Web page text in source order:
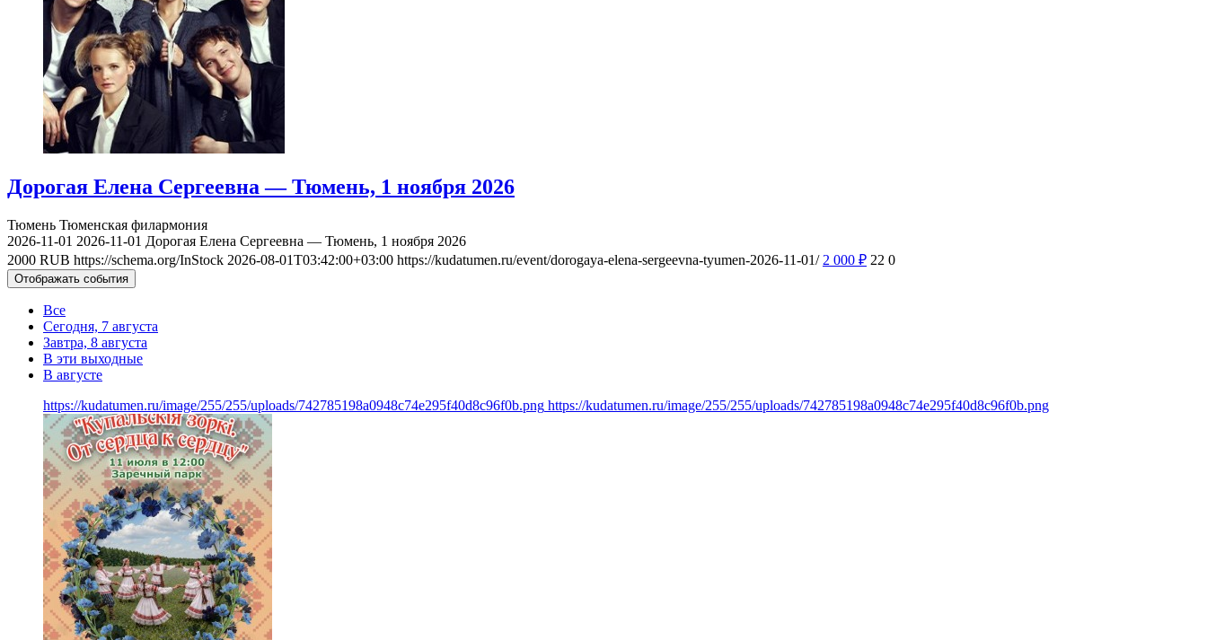
Дорогая Елена Сергеевна — Тюмень, 1 ноября 2026
Тюмень Тюменская филармония
2026-11-01 2026-11-01 Дорогая Елена Сергеевна — Тюмень, 1 ноября 2026
2000 RUB https://schema.org/InStock 2026-08-01T03:42:00+03:00 https://kudatumen.ru/event/dorogaya-elena-sergeevna-tyumen-2026-11-01/ 2 000 ₽ 22 0
Отображать события
Все
Сегодня, 7 августа
Завтра, 8 августа
В эти выходные
В августе
https://kudatumen.ru/image/255/255/uploads/742785198a0948c74e295f40d8c96f0b.png https://kudatumen.ru/image/255/255/uploads/742785198a0948c74e295f40d8c96f0b.png